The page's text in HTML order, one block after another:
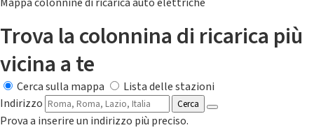
Trova la colonnina di ricarica più
vicina a te
Cerca sulla mappa
Lista delle stazioni
Indirizzo
Cerca
Prova a inserire un indirizzo più preciso.